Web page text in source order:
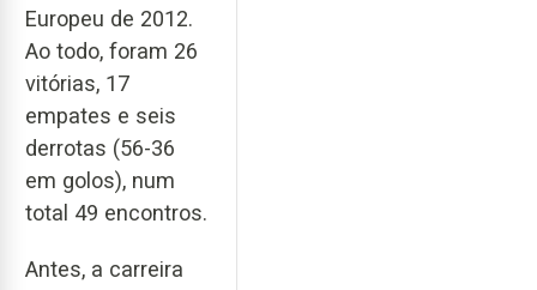
Europeu de 2012.
Ao todo, foram 26
vitórias, 17
empates e seis
derrotas (56-36
em golos), num
total 49 encontros.
Antes, a carreira